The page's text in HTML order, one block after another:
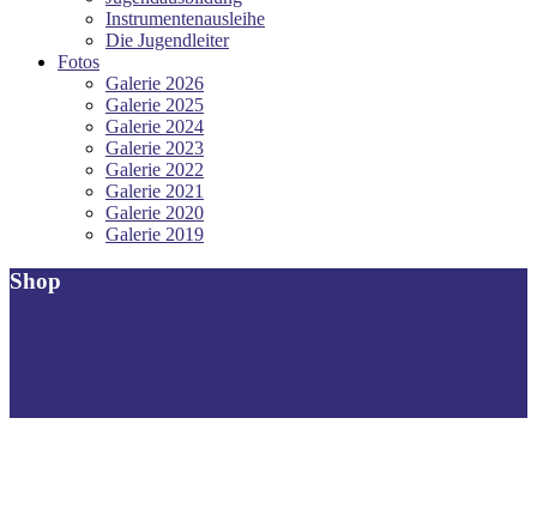
Instrumentenausleihe
Die Jugendleiter
Fotos
Galerie 2026
Galerie 2025
Galerie 2024
Galerie 2023
Galerie 2022
Galerie 2021
Galerie 2020
Galerie 2019
Shop